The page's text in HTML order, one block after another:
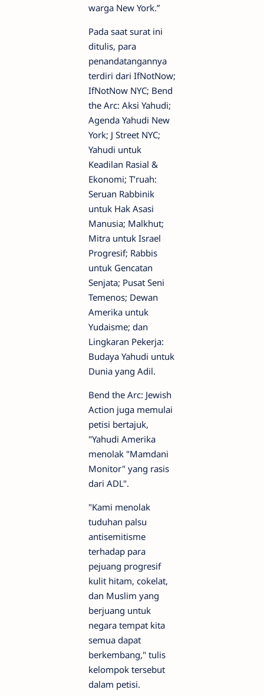
warga New York.”
Pada saat surat ini
ditulis, para
penandatangannya
terdiri dari IfNotNow;
IfNotNow NYC; Bend
the Arc: Aksi Yahudi;
Agenda Yahudi New
York; J Street NYC;
Yahudi untuk
Keadilan Rasial &
Ekonomi; T’ruah:
Seruan Rabbinik
untuk Hak Asasi
Manusia; Malkhut;
Mitra untuk Israel
Progresif; Rabbis
untuk Gencatan
Senjata; Pusat Seni
Temenos; Dewan
Amerika untuk
Yudaisme; dan
Lingkaran Pekerja:
Budaya Yahudi untuk
Dunia yang Adil.
Bend the Arc: Jewish
Action juga memulai
petisi bertajuk,
"Yahudi Amerika
menolak "Mamdani
Monitor" yang rasis
dari ADL".
"Kami menolak
tuduhan palsu
antisemitisme
terhadap para
pejuang progresif
kulit hitam, cokelat,
dan Muslim yang
berjuang untuk
negara tempat kita
semua dapat
berkembang," tulis
kelompok tersebut
dalam petisi.